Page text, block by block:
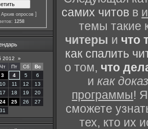
Архив опросов ]
1258
2012
»
Чт Пт Сб
Вс
3 4 5
6
10 11 12
13
17 18 19
20
24 25 26
27
31
самих читов в
темы такие
читеры и что
как спалить
о том, что
икак
программы!
сможете
тех, кто их